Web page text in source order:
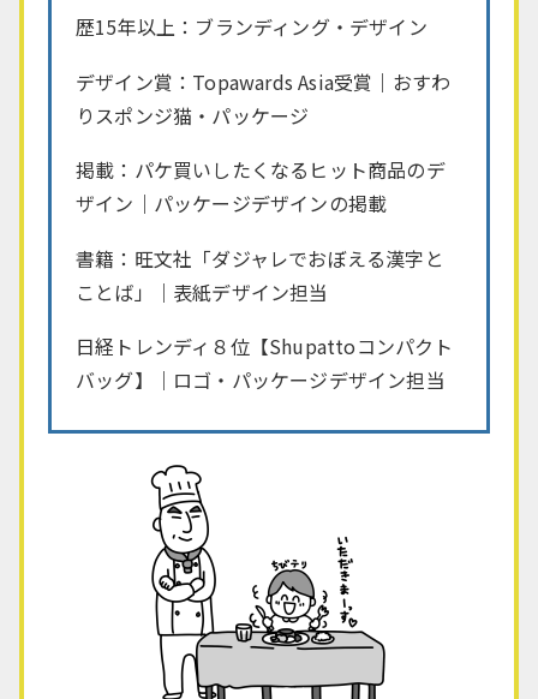
歴15年以上：ブランディング・デザイン
デザイン賞：Topawards Asia受賞｜おすわ
りスポンジ猫・パッケージ
掲載：パケ買いしたくなるヒット商品のデ
ザイン｜パッケージデザインの掲載
書籍：旺文社「ダジャレでおぼえる漢字と
ことば」｜表紙デザイン担当
日経トレンディ８位【Shupattoコンパクト
バッグ】｜ロゴ・パッケージデザイン担当